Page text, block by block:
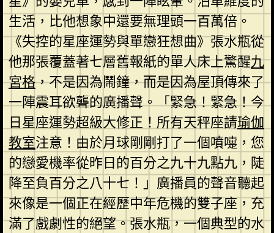
生活，比他想象中還要無理頭一百萬倍。
《失控的星座運勢與單戀狂想曲》張水瓶從
他那張覆蓋著七層舊報紙的單人床上驚醒九
宮格，不是因為鬧鐘，而是因為屋頂傳來了
一陣震耳欲聾的廣播聲。「緊急！緊急！今
日星座運勢超級大修正！所有天秤座請瑜伽
教室注意！由於月球剛剛打了一個噴嚏，您
的戀愛機率從昨日的百分之九十九點九，陡
降至負百分之八十七！」廣播員的聲音聽起
來像是一個正在經歷中年危機的雙子座，充
滿了戲劇性的絕望。張水瓶，一個典型的水